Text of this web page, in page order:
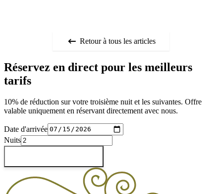
Retour à tous les articles
Réservez en direct pour les meilleurs
tarifs
10% de réduction sur votre troisième nuit et les suivantes. Offre
valable uniquement en réservant directement avec nous.
Date d'arrivée
Nuits